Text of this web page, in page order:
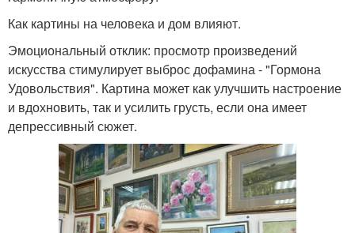
Как картины на человека и дом влияют.
Эмоциональный отклик: просмотр произведений
искусства стимулирует выброс дофамина - "Гормона
Удовольствия". Картина может как улучшить настроение
и вдохновить, так и усилить грусть, если она имеет
депрессивный сюжет.